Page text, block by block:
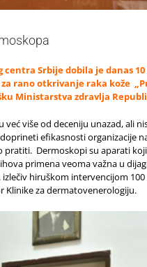
Srbije dobila je danas
rano otkrivanje raka kože
Ministarstva zdravlja
više od deceniju unazad, ali
efikasnosti organizacije
Dermoskopi su aparati
primena veoma važna u
hiruškom intervencijom
Klinike za dermatovenerologiju.